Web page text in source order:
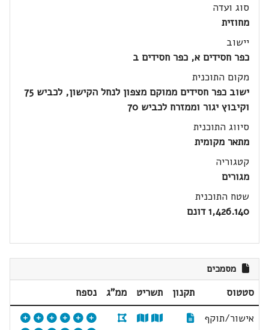
סוג ועדה
מחוזית
יישוב
כפר חסידים א, כפר חסידים ב
מקום התוכנית
ישוב כפר חסידים ממוקם מצפון לנחל הקישון, לכביש 75
וקיבוץ יגור וממזרח לכביש 70
סיווג התוכנית
מתאר מקומית
קטגוריה
מגורים
שטח התוכנית
1,426.140 דונם
מסמכים
סטטוס תקנון תשריט ממ"ג
נספח
אישור/תוקף